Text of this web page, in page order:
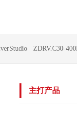
ZDRV.C30-
主打产品